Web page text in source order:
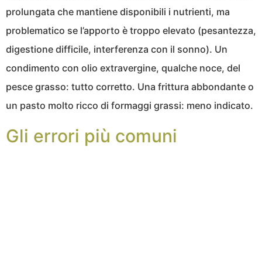
prolungata che mantiene disponibili i nutrienti, ma
problematico se l’apporto è troppo elevato (pesantezza,
digestione difficile, interferenza con il sonno). Un
condimento con olio extravergine, qualche noce, del
pesce grasso: tutto corretto. Una frittura abbondante o
un pasto molto ricco di formaggi grassi: meno indicato.
Gli errori più comuni